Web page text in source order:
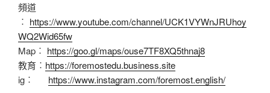
頻道
︰ https://www.youtube.com/channel/UCK1VYWnJRUhoy
WQ2Wid65fw
Map︰ https://goo.gl/maps/ouse7TF8XQ5thnaj8
教育︰ https://foremostedu.business.site
ig︰ https://www.instagram.com/foremost.english/